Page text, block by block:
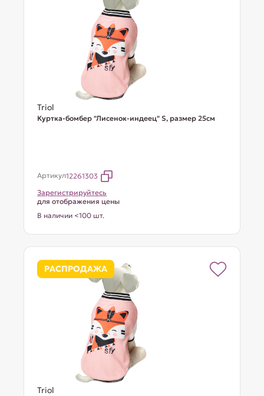
Triol
Куртка-бомбер "Лисенок-индеец" S, размер 25см
Артикул12261303
Зарегистрируйтесь
для отображения цены
В наличии <100 шт.
РАСПРОДАЖА
Triol